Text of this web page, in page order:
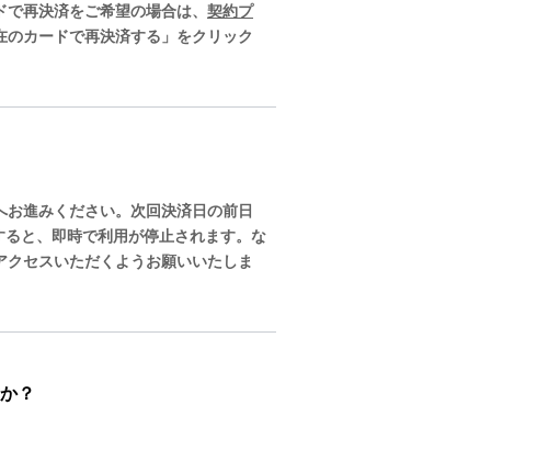
再決済をご希望の場合は、 契約プ
カードで再決済する」をクリック
進みください。次回決済日の前日
と、即時で利用が停止されます。な
セスいただくようお願いいたしま
？